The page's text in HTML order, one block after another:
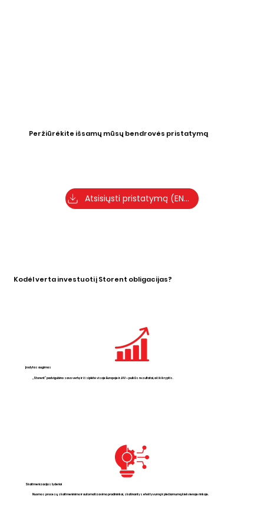
Atsisiųsti pristatymą (ENG)
Peržiūrėkite išsamų mūsų bendrovės pristatymą
Kodėl verta investuoti į Storent obligacijas?
Įrodytas augimas
„Storent“ padvigubino savo vertę ir išsiplėtė visoje Europoje ir JAV – puikūs rezultatai, aiški kryptis.
Skaitmenizacijos lyderiai
Nuomos procesų skaitmeninimo ir automatizavimo pradininkai, skatinantys efektyvumą ir plečiamumą kiekvienoje rinkoje.